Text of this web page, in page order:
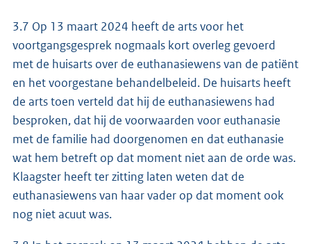
3.7 Op 13 maart 2024 heeft de arts voor het
voortgangsgesprek nogmaals kort overleg gevoerd
met de huisarts over de euthanasiewens van de patiënt
en het voorgestane behandelbeleid. De huisarts heeft
de arts toen verteld dat hij de euthanasiewens had
besproken, dat hij de voorwaarden voor euthanasie
met de familie had doorgenomen en dat euthanasie
wat hem betreft op dat moment niet aan de orde was.
Klaagster heeft ter zitting laten weten dat de
euthanasiewens van haar vader op dat moment ook
nog niet acuut was.